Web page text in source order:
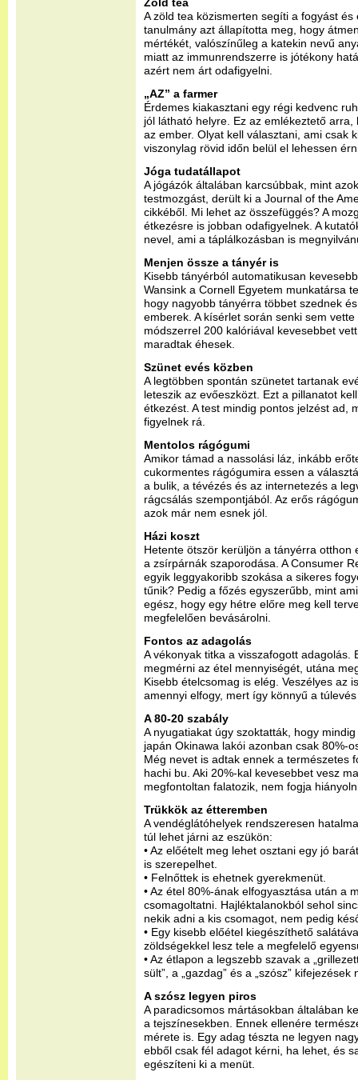
A zöld tea közismerten segíti a fogyást és
tanulmány azt állapította meg, hogy
mértékét, valószínűleg a katekin nevű
miatt az immunrendszerre is jótékony
azért nem árt odafigyelni.
„AZ” a farmer
Érdemes kiakasztani egy régi kedvenc
jól látható helyre. Ez az emlékeztető
az ember. Olyat kell választani, ami csak
viszonylag rövid időn belül el lehessen
Jóga tudatállapot
A jógázók általában karcsúbbak, mint
testmozgást, derült ki a Journal of the
cikkéből. Mi lehet az összefüggés? A
étkezésre is jobban odafigyelnek. A
nevel, ami a táplálkozásban is
Menjen össze a tányér is
Kisebb tányérból automatikusan
Wansink a Cornell Egyetem munkatársa
hogy nagyobb tányérra többet szednek
emberek. A kísérlet során senki sem
módszerrel 200 kalóriával kevesebbet
maradtak éhesek.
Szünet evés közben
A legtöbben spontán szünetet tartanak
leteszik az evőeszközt. Ezt a pillanatot
étkezést. A test mindig pontos jelzést ad,
figyelnek rá.
Mentolos rágógumi
Amikor támad a nassolási láz, inkább
cukormentes rágógumira essen a
a bulik, a tévézés és az internetezés a
rágcsálás szempontjából. Az erős
azok már nem esnek jól.
Házi koszt
Hetente ötször kerüljön a tányérra otthon
a zsírpárnák szaporodása. A Consumer
egyik leggyakoribb szokása a sikeres
tűnik? Pedig a főzés egyszerűbb, mint
egész, hogy egy hétre előre meg kell
megfelelően bevásárolni.
Fontos az adagolás
A vékonyak titka a visszafogott adagolás.
megmérni az étel mennyiségét, utána
Kisebb ételcsomag is elég. Veszélyes az
amennyi elfogy, mert így könnyű a
A 80-20 szabály
A nyugatiakat úgy szoktatták, hogy
japán Okinawa lakói azonban csak 80%-
Még nevet is adtak ennek a természetes
hachi bu. Aki 20%-kal kevesebbet vesz
megfontoltan falatozik, nem fogja
Trükkök az étteremben
A vendéglátóhelyek rendszeresen
túl lehet járni az eszükön:
• Az előételt meg lehet osztani egy jó
is szerepelhet.
• Felnőttek is ehetnek gyerekmenüt.
• Az étel 80%-ának elfogyasztása után a
csomagoltatni. Hajléktalanokból sehol
nekik adni a kis csomagot, nem pedig
• Egy kisebb előétel kiegészíthető
zöldségekkel lesz tele a megfelelő
• Az étlapon a legszebb szavak a
sült”, a „gazdag” és a „szósz”
A szósz legyen piros
A paradicsomos mártásokban általában
a tejszínesekben. Ennek ellenére
mérete is. Egy adag tészta ne legyen
ebből csak fél adagot kérni, ha lehet, és
egészíteni ki a menüt.